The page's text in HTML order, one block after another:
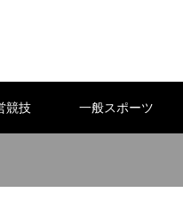
競技 一般スポーツ